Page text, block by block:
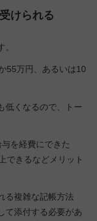
けられる
55万円、あるいは10
低くなるので、トー
を経費にできた
できるなどメリット
る複雑な記帳方法
て添付する必要があ